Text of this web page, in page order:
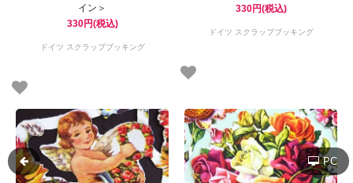
イン＞
330円(税込)
ドイツ スクラップブッキング
330円(税込)
ドイツ スクラップブッキング
PC